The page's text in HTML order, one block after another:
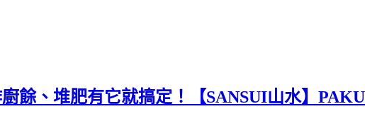
餘、堆肥有它就搞定！【SANSUI山水】